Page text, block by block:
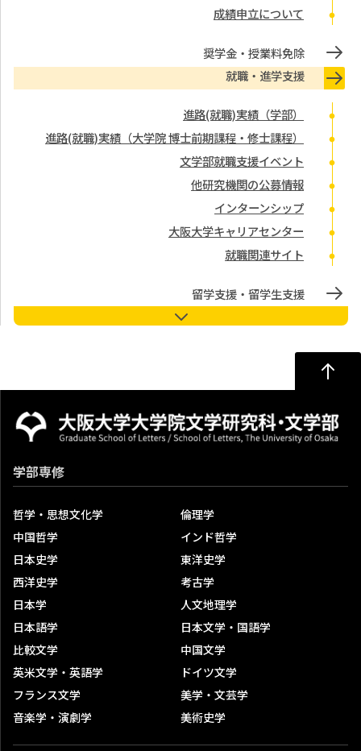
成績申立について
奨学金・授業料免除
就職・進学支援
進路(就職)実績（学部）
進路(就職)実績（大学院 博士前期課程・修士課程）
文学部就職支援イベント
他研究機関の公募情報
インターンシップ
大阪大学キャリアセンター
就職関連サイト
留学支援・留学生支援
その他の相談場所
ハラスメント問題委員会
学生自習室
リサーチ・コモンズ（文法経講義棟 改修工事のため2026
年度中は使用できません）
学部専修
哲学・思想文化学
倫理学
中国哲学
インド哲学
日本史学
東洋史学
西洋史学
考古学
日本学
人文地理学
日本語学
日本文学・国語学
比較文学
中国文学
英米文学・英語学
ドイツ文学
フランス文学
美学・文芸学
音楽学・演劇学
美術史学